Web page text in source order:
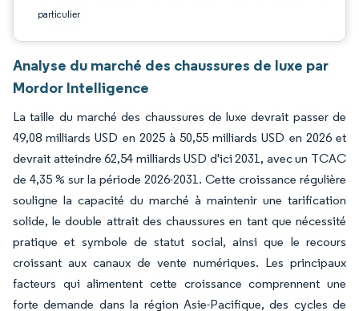
particulier
Analyse du marché des chaussures de luxe par
Mordor Intelligence
La taille du marché des chaussures de luxe devrait passer de
49,08 milliards USD en 2025 à 50,55 milliards USD en 2026 et
devrait atteindre 62,54 milliards USD d'ici 2031, avec un TCAC
de 4,35 % sur la période 2026-2031. Cette croissance régulière
souligne la capacité du marché à maintenir une tarification
solide, le double attrait des chaussures en tant que nécessité
pratique et symbole de statut social, ainsi que le recours
croissant aux canaux de vente numériques. Les principaux
facteurs qui alimentent cette croissance comprennent une
forte demande dans la région Asie-Pacifique, des cycles de